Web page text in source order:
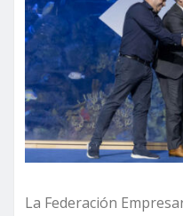
La Federación